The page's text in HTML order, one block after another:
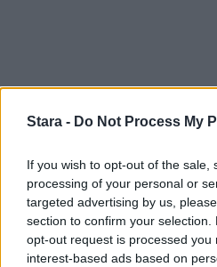
Stara - Do Not Process My
If you wish to opt-out of the sale,
processing of your personal or
targeted advertising by us,
section to confirm your
opt-out request is processed you
interest-based ads based on